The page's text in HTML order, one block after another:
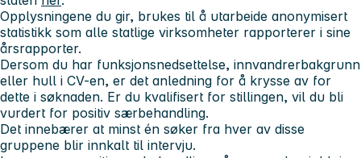
Opplysningene du gir, brukes til å utarbeide anonymisert
statistikk som alle statlige virksomheter rapporterer i sine
årsrapporter.
Dersom du har funksjonsnedsettelse, innvandrerbakgrunn
eller hull i CV-en, er det anledning for å krysse av for
dette i søknaden. Er du kvalifisert for stillingen, vil du bli
vurdert for positiv særbehandling.
Det innebærer at minst én søker fra hver av disse
gruppene blir innkalt til intervju.